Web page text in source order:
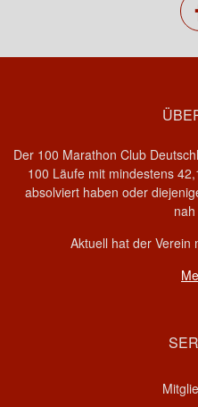
Der 100 Marathon Club
100 Läufe mit mindestens
absolviert haben oder
Aktuell hat der Verein